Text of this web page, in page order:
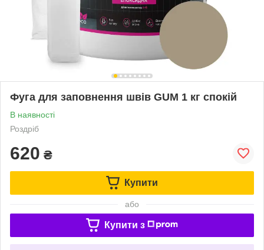
Фуга для заповнення швів GUM 1 кг спокій
В наявності
Роздріб
620 ₴
Купити
або
Купити з